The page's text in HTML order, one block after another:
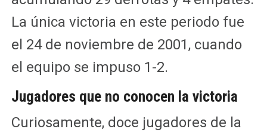
La única victoria en este periodo fue
el 24 de noviembre de 2001, cuando
el equipo se impuso 1-2.
Jugadores que no conocen la victoria
Curiosamente, doce jugadores de la